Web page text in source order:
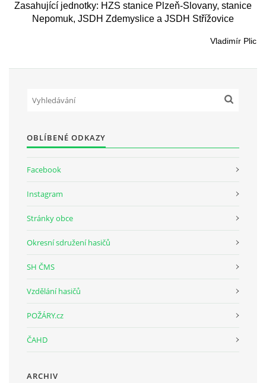
© 2026 eStránky.cz Aktualizováno: 5. 8. 2026
Zasahující jednotky: HZS stanice Plzeň-Slovany, stanice
Nepomuk, JSDH Zdemyslice a JSDH Střížovice
Vladimír Plic
OBLÍBENÉ ODKAZY
Facebook
Instagram
Stránky obce
Okresní sdružení hasičů
SH ČMS
Vzdělání hasičů
POŽÁRY.cz
ČAHD
ARCHIV